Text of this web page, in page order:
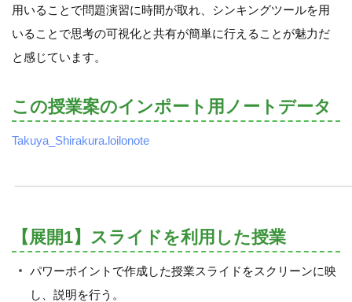
用いることで問題演習に時間が取れ、シンキングツールを用
いることで思考の可視化と共有が簡単に行えることが魅力だ
と感じています。
この授業案のインポート用ノートデータ
Takuya_Shirakura.loilonote
【展開1】スライドを利用した授業
パワーポイントで作成した授業スライドをスクリーンに映
し、説明を行う。